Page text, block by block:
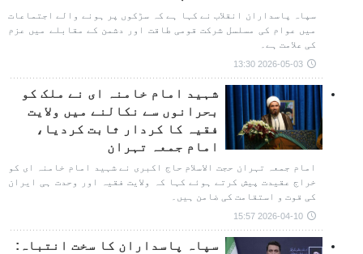
سپاہ پاسداران انقلاب نے کہا ہے کہ سڑکوں پر ہونے والے اجتماعات
میں عوام کی مسلسل شرکت قومی طاقت اور دشمن کے مقابلے میں عزم
کی علامت ہے۔
2026-05-03 13:30
شہید امام خامنہ ای نے ملک کو
بحرانوں سے نکالنے میں ولایت
فقیہ کا کردار ثابت کردیا،
امام جمعہ تہران
امام جمعہ تہران حجت الاسلام حاج اکبری نے شہید امام خامنہ ای کو
خراج عقیدت پیش کرتے ہوئے کہا کہ ولایت فقیہ اور وحدت ہی ایران
کی قوت و استقامت کی ضامن ہیں۔
2026-04-10 15:57
سپاہ پاسداران کا سخت انتباہ: